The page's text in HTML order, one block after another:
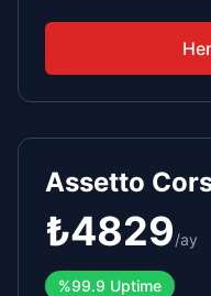
Assetto
₺4829/ay
%99.9 Uptime